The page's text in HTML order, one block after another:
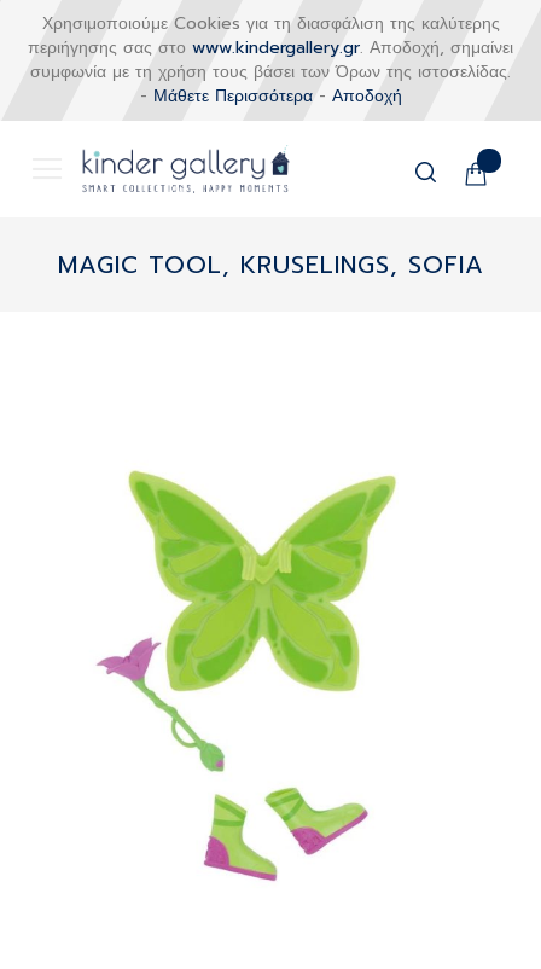
Χρησιμοποιούμε Cookies για τη διασφάλιση της καλύτερης
περιήγησης σας στο www.kindergallery.gr. Αποδοχή, σημαίνει
συμφωνία με τη χρήση τους βάσει των Όρων της ιστοσελίδας.
- Μάθετε Περισσότερα- Αποδοχή
Το
περιεχόμενο
MAGIC TOOL, KRUSELINGS, SOFIA